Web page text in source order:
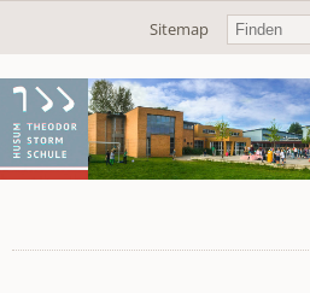
Navigation
Sitemap